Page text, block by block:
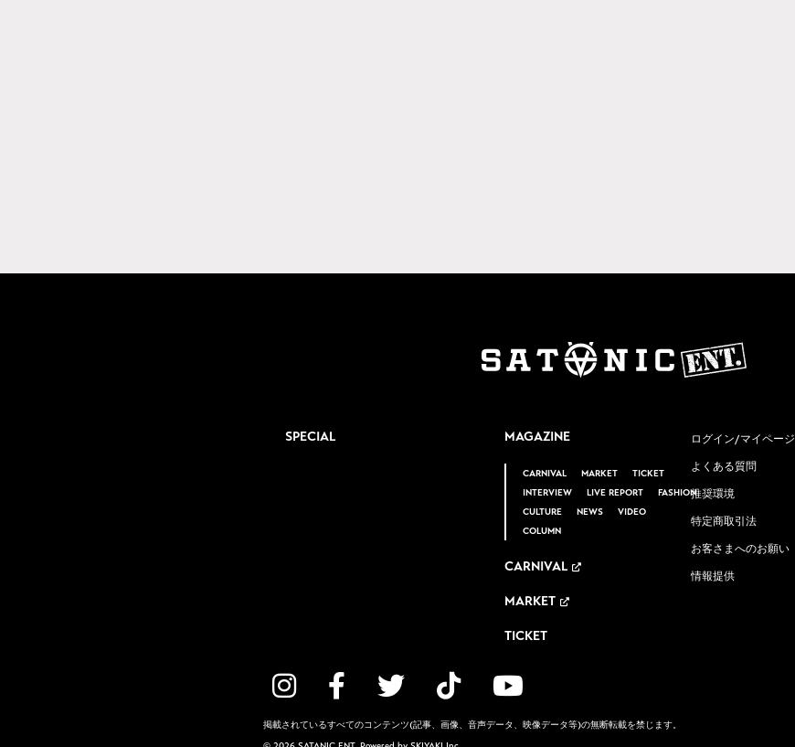
SPECIAL MAGAZINE
CARNIVAL MARKET
TICKET
INTERVIEW
LIVE REPORT
FASHION
CULTURE
NEWS
VIDEO
COLUMN
CARNIVAL
MARKET
TICKET
ログイン/マイページ
よくある質問
推奨環境
特定商取引法
お客さまへのお願い
情報提供
掲載されているすべてのコンテンツ(記事、画像、音声データ、映像データ等)の無断転載を禁じます。